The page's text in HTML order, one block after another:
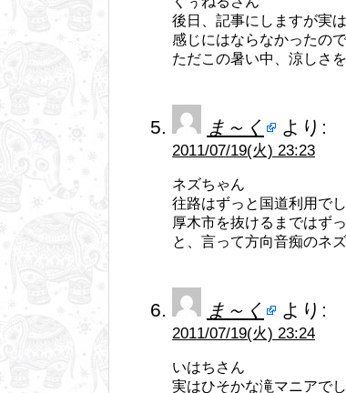
後日、記事にしますが実
感じにはならなかったので
ただこの暑い中、涼しさ
ま～く より:
2011/07/19(火) 23:23
ネズちゃん
往路はずっと国道利用で
厚木市を抜けるまではず
と、言って方向音痴のネ
ま～く より:
2011/07/19(火) 23:24
いはちさん
実はひそかな滝マニアで